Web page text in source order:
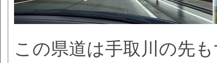
この県道は手取川の先